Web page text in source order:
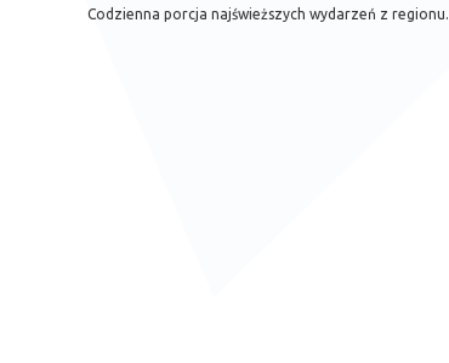
Codzienna porcja najświeższych wydarzeń z regionu.